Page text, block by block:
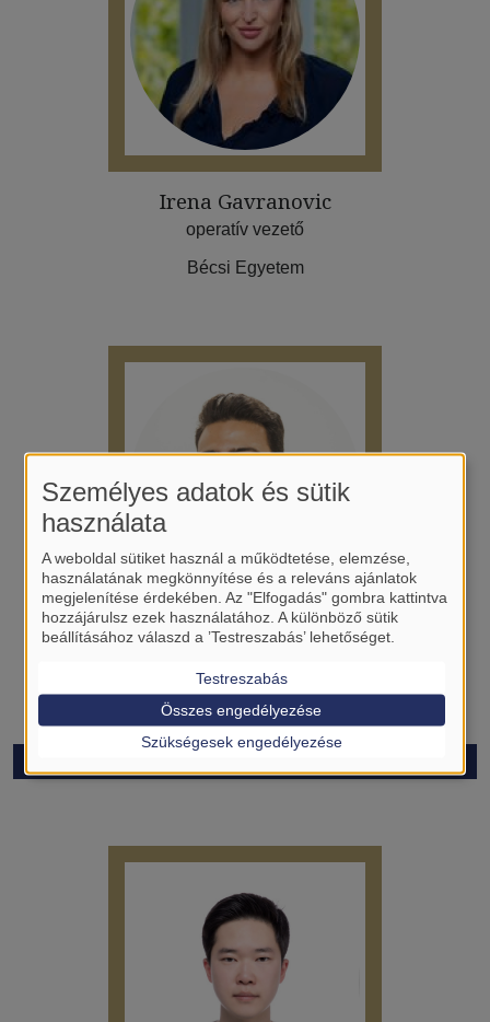
Irena Gavranovic
operatív vezető
Bécsi Egyetem
Obeidat Mahmoud
SMS
Bécsi Egyetem
Személyes adatok és sütik
használata
A weboldal sütiket használ a működtetése, elemzése,
használatának megkönnyítése és a releváns ajánlatok
megjelenítése érdekében. Az "Elfogadás" gombra kattintva
hozzájárulsz ezek használatához. A különböző sütik
beállításához válaszd a ’Testreszabás’ lehetőséget.
Testreszabás
Szükségesek engedélyezése
Összes engedélyezése